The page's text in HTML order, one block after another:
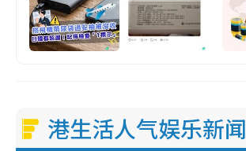
港生活人气娱乐新闻